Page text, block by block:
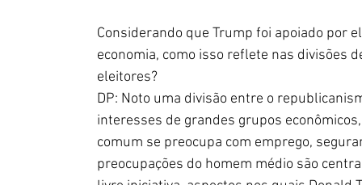
Considerando que Trump foi apoiado por
economia, como isso reflete nas divisões
eleitores?
DP: Noto uma divisão entre o
interesses de grandes grupos
comum se preocupa com emprego,
preocupações do homem médio são